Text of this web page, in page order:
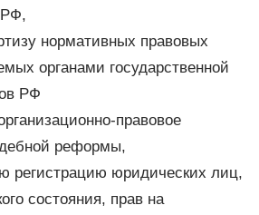
РФ,
нормативных правовых
органами государственной
РФ
правовое
реформы,
регистрацию юридических лиц,
состояния, прав на